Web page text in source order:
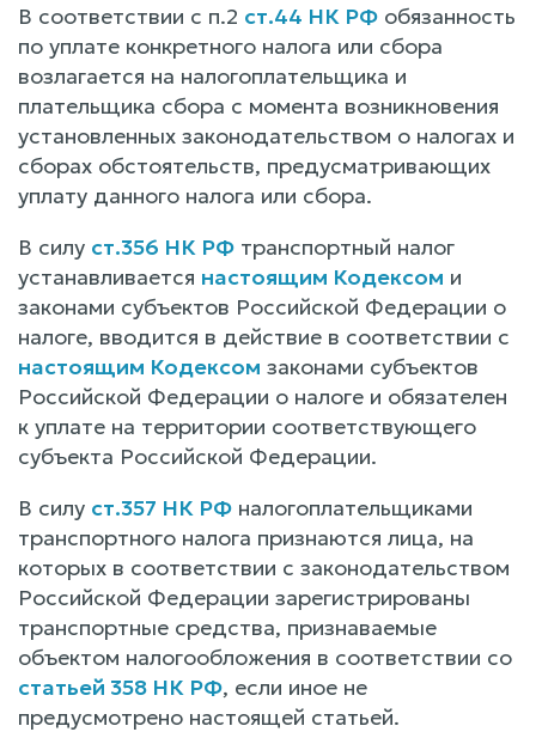
В соответствии с п.2 ст.44 НК РФ обязанность
по уплате конкретного налога или сбора
возлагается на налогоплательщика и
плательщика сбора с момента возникновения
установленных законодательством о налогах и
сборах обстоятельств, предусматривающих
уплату данного налога или сбора.
В силу ст.356 НК РФ транспортный налог
устанавливается настоящим Кодексом и
законами субъектов Российской Федерации о
налоге, вводится в действие в соответствии с
настоящим Кодексом законами субъектов
Российской Федерации о налоге и обязателен
к уплате на территории соответствующего
субъекта Российской Федерации.
В силу ст.357 НК РФ налогоплательщиками
транспортного налога признаются лица, на
которых в соответствии с законодательством
Российской Федерации зарегистрированы
транспортные средства, признаваемые
объектом налогообложения в соответствии со
статьей 358 НК РФ, если иное не
предусмотрено настоящей статьей.